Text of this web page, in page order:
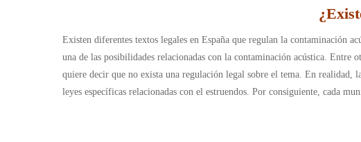
Existen diferentes textos legales en España que regulan la contaminación
una de las posibilidades relacionadas con la contaminación acústica. Entre
quiere decir que no exista una regulación legal sobre el tema. En realidad,
leyes específicas relacionadas con el estruendos. Por consiguiente, cada